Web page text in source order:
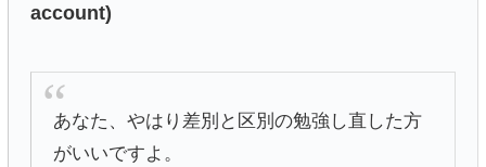
account)
あなた、やはり差別と区別の勉強し直した方
がいいですよ。